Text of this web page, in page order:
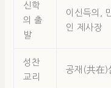
신학
의 출
발
이신득의,
인 제사장
성찬
교리
공재(共在)